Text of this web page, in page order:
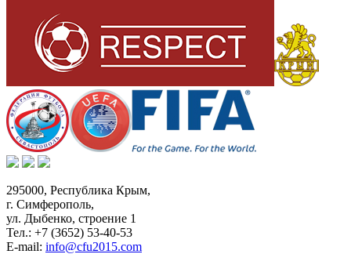
295000, Республика Крым,
г. Симферополь,
ул. Дыбенко, строение 1
Тел.: +7 (3652) 53-40-53
E-mail: info@cfu2015.com